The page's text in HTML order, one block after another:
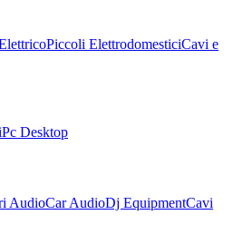
Piccoli ElettrodomesticiCavi e
Pc Desktop
AudioCar AudioDj EquipmentCavi